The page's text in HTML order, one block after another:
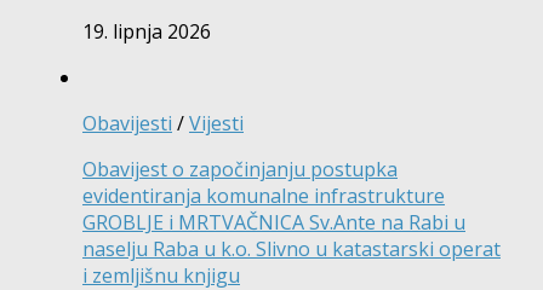
19. lipnja 2026
Obavijesti /Vijesti
Obavijest o započinjanju postupka
evidentiranja komunalne infrastrukture
GROBLJE i MRTVAČNICA Sv.Ante na Rabi u
naselju Raba u k.o. Slivno u katastarski operat
i zemljišnu knjigu